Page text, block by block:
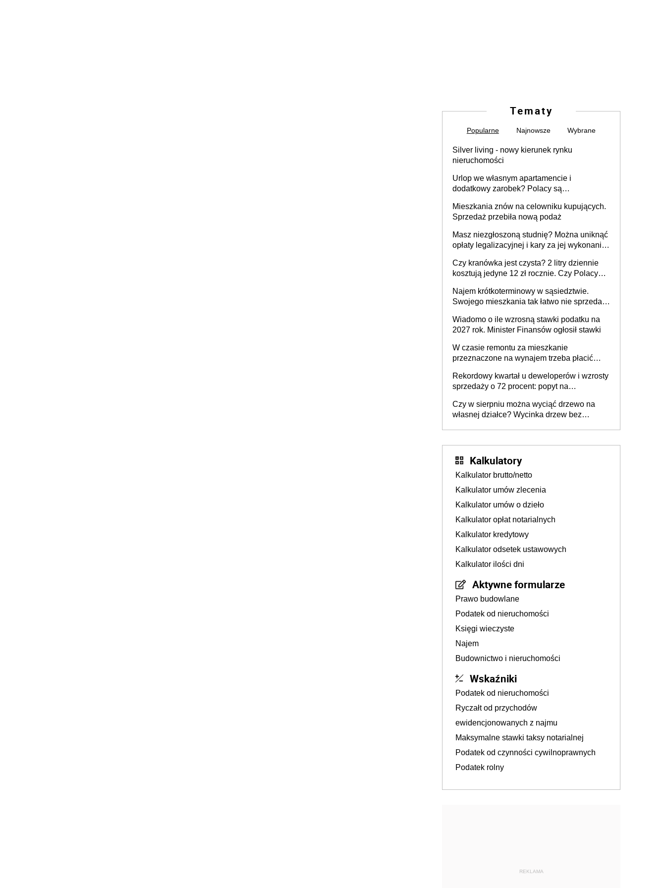
Tematy
Popularne Najnowsze Wybrane
Silver living - nowy kierunek rynku
nieruchomości
Urlop we własnym apartamencie i
dodatkowy zarobek? Polacy są
Mieszkania znów na celowniku kupujących.
Sprzedaż przebiła nową podaż
Masz niezgłoszoną studnię? Można uniknąć
opłaty legalizacyjnej i kary za jej wykonanie,
Czy kranówka jest czysta? 2 litry dziennie
kosztują jedyne 12 zł rocznie. Czy Polacy
Najem krótkoterminowy w sąsiedztwie.
Swojego mieszkania tak łatwo nie sprzedaż
Wiadomo o ile wzrosną stawki podatku na
2027 rok. Minister Finansów ogłosił stawki
W czasie remontu za mieszkanie
przeznaczone na wynajem trzeba płacić
realizuje w nim potrzeb mieszkaniowych
Rekordowy kwartał u deweloperów i wzrosty
sprzedaży o 72 procent: popyt na
Czy w sierpniu można wyciąć drzewo na
własnej działce? Wycinka drzew bez
Kalkulatory
Kalkulator brutto/netto
Kalkulator umów zlecenia
Kalkulator umów o dzieło
Kalkulator opłat notarialnych
Kalkulator kredytowy
Kalkulator odsetek ustawowych
Kalkulator ilości dni
Aktywne formularze
Prawo budowlane
Podatek od nieruchomości
Księgi wieczyste
Najem
Budownictwo i nieruchomości
Wskaźniki
Podatek od nieruchomości
Ryczałt od przychodów
ewidencjonowanych z najmu
Maksymalne stawki taksy notarialnej
Podatek od czynności cywilnoprawnych
Podatek rolny
REKLAMA